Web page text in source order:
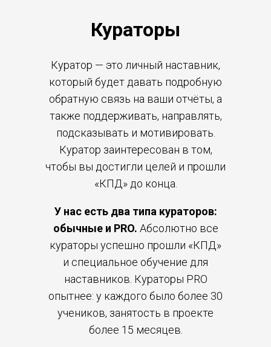
Кураторы
Куратор — это личный наставник,
который будет давать подробную
обратную связь на ваши отчёты, а
также поддерживать, направлять,
подсказывать и мотивировать.
Куратор заинтересован в том,
чтобы вы достигли целей и прошли
«КПД» до конца.
У нас есть два типа кураторов:
обычные и PRO. Абсолютно все
кураторы успешно прошли «КПД»
и специальное обучение для
наставников. Кураторы PRO
опытнее: у каждого было более 30
учеников, занятость в проекте
более 15 месяцев.